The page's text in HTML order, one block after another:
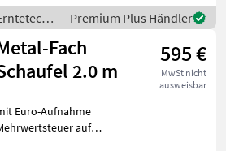
/
Fach
Premium Plus Händler
Fach
2.0 m
595 €
MwSt nicht
ausweisbar
Euro-Aufnahme
auf